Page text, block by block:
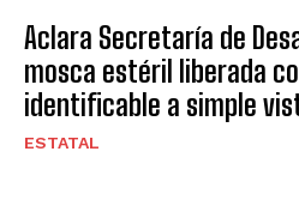
Aclara Secretaría de
mosca estéril liberada
identificable a simple
ESTATAL